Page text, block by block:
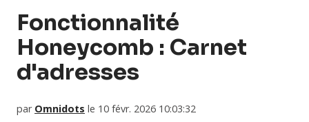
Fonctionnalité
Honeycomb : Carnet
d'adresses
par Omnidots le 10 févr. 2026 10:03:32